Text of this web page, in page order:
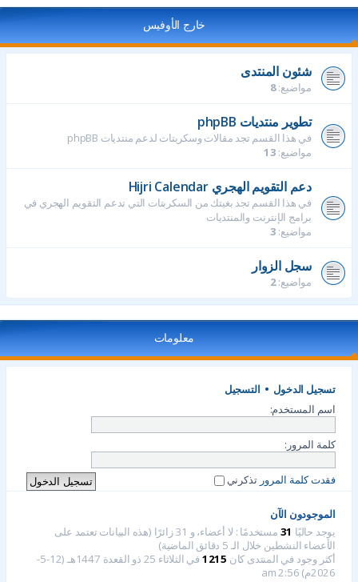
خارج الأوفيس
شئون المنتدى
مواضيع:8
تطوير منتديات phpBB
في هذا القسم تجد مقالات وسكربتات لدعم منتديات phpBB
مواضيع:13
دعم التقويم الهجري Hijri Calendar
في هذا القسم تجد بغيتك من السكربتات التي تدعم التقويم الهجري في
برامج الإنترنت والمنتديات
مواضيع:3
سجل الزوار
مواضيع:2
معلومات
تسجيل الدخول• التسجيل
اسم المستخدم:
كلمة المرور:
فقدت كلمة المرور تذكرني
الموجودون الآن
يوجد حاليًا31
مستخدمًا : لا أعضاء، و 31 زائرًا (هذه البيانات تعتمد على
الأعضاء النشطين خلال الـ 5 دقائق الماضية)
أكثر وجود في المنتدى كان 1215
في الثلاثاء 25 ذو القعدة 1447هـ (12-5-
2026م) 2:56 am